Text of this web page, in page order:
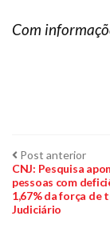
Com
de
Post
Post anteriorPost
CNJ: Pesquisa
pessoas com
1,67% da força de
Judiciário